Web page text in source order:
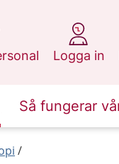
Logga in
på 1177.se
Så fungerar